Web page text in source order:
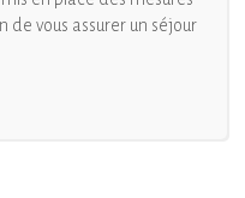
de vous assurer un séjour